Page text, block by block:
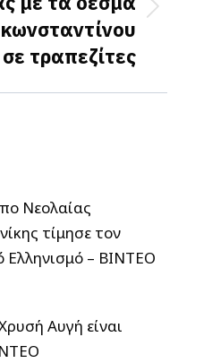
σε τραπεζίτες
Νεολαίας
τίμησε τον
Ελληνισμό – ΒΙΝΤΕΟ
Αυγή είναι